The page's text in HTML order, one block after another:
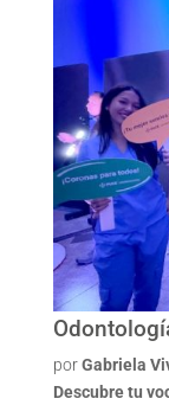
porGabriela
Descubre tu